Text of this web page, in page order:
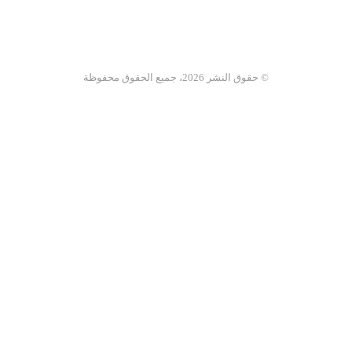
© حقوق النشر 2026، جميع الحقوق محفوظة